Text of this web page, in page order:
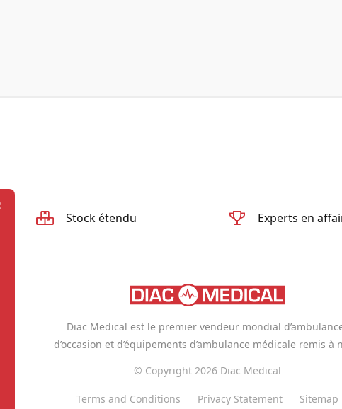
Stock étendu Experts en
Diac Medical est le premier vendeur mondial
d’occasion et d’équipements d’ambulance médicale remis à
© Copyright 2026 Diac Medical
Terms and Conditions Privacy Statement Sitemap